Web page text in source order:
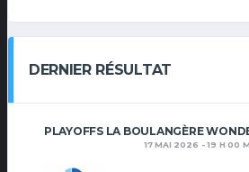
DERNIER RÉSULTAT
PLAYOFFS LA BOULANGÈRE
17 MAI 2026 - 19 H 00